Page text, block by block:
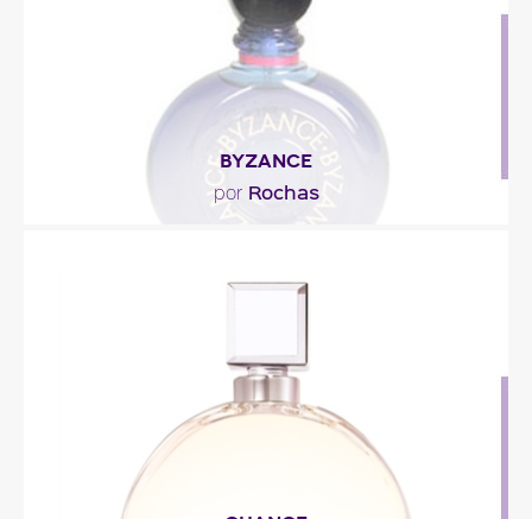
BYZANCE
por Rochas
occidentales, de aromas de los jardines
Descripción del perfume